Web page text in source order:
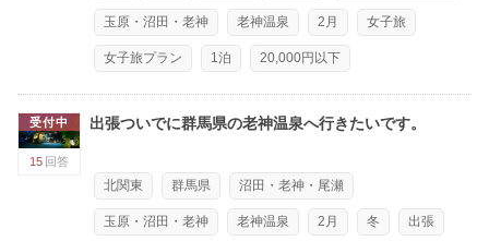
玉原・沼田・老神 老神温泉 2月 女子旅
女子旅プラン 1泊 20,000円以下
受付中
15 回答
出張ついでに群馬県の老神温泉へ行きたいです。
北関東 群馬県 沼田・老神・尾瀬
玉原・沼田・老神 老神温泉 2月 冬 出張